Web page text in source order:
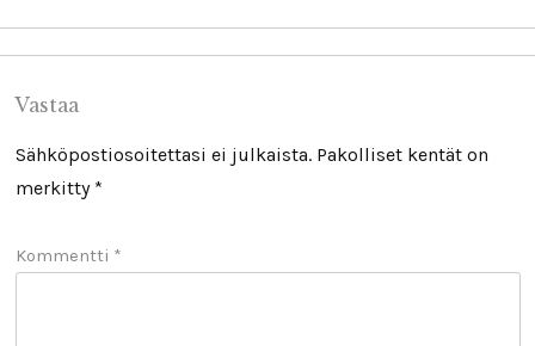
Vastaa
Sähköpostiosoitettasi ei julkaista. Pakolliset kentät on
merkitty *
Kommentti *